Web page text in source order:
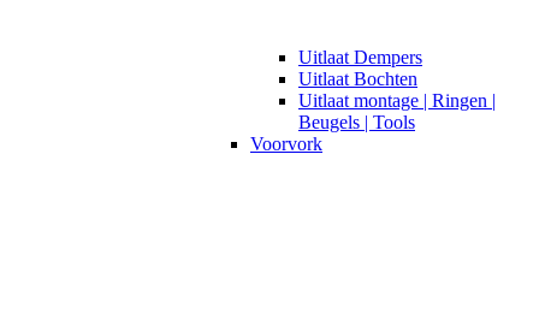
Uitlaat Dempers
Uitlaat Bochten
Uitlaat montage | Ringen |
Beugels | Tools
Voorvork